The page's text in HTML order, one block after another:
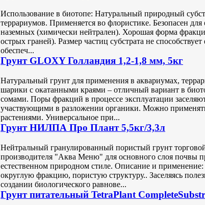
Использование в биотопе: Натуральный природный
террариумов. Применяется во флористике. Безопасен
наземных (химически нейтрален). Хорошая форма
острых граней). Размер частиц субстрата не
обеспеч...
Грунт GLOXY Голландия 1,2-1,8 мм, 5кг
Натуральный грунт для применения в аквариумах,
шарики с окатанными краями – отличный вариант в
сомами. Поры фракций в процессе эксплуатации
участвующими в разложении органики. Можно
растениями. Универсальное при...
Грунт НИЛПА Про Плант 5,5кг/3,3л
Нейтральный гранулированный пористый грунт
производителя "Аква Меню" для основного слоя почвы
естественном природном стиле. Описание и
округлую фракцию, пористую структуру.. Заселяясь
создании биологического равнове...
Грунт питательный TetraPlant